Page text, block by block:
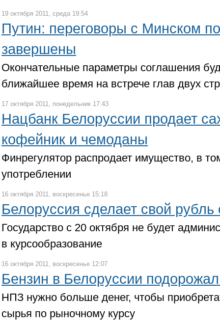
19 октября 2011, среда 19:54
Путин: переговоры с Минском
завершены
Окончательные параметры соглашения
ближайшее время на встрече глав двух
17 октября 2011, понедельник 17:43
Нацбанк Белоруссии продает
кофейник и чемоданы
Финрегулятор распродает имущество, в
употреблении
16 октября 2011, воскресенье 15:18
Белоруссия сделает свой
Государство с 20 октября не будет
в курсообразование
16 октября 2011, воскресенье 12:07
Бензин в Белоруссии
НПЗ нужно больше денег, чтобы
сырья по рыночному курсу